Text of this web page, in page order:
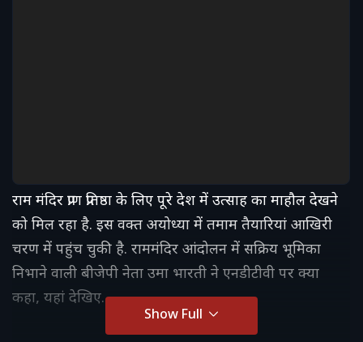
राम मंदिर प्राण प्रतिष्ठा के लिए पूरे देश में उत्साह का माहौल देखने
को मिल रहा है. इस वक्त अयोध्या में तमाम तैयारियां आखिरी
चरण में पहुंच चुकी है. राममंदिर आंदोलन में सक्रिय भूमिका
निभाने वाली बीजेपी नेता उमा भारती ने एनडीटीवी पर क्या
कहा, यहां देखिए.
Show Full